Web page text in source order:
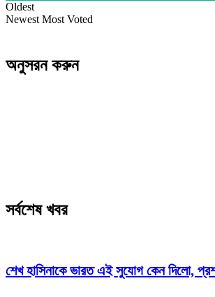
Oldest
Newest Most Voted
অনুসরন করুন
সর্বশেষ খবর
শেখ হাসিনাকে ভারত এই সুযোগ কেন দিলো,